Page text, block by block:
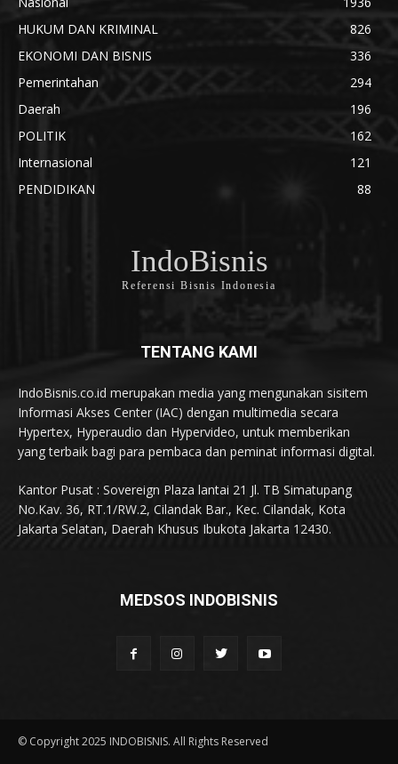
HUKUM DAN KRIMINAL
826
EKONOMI DAN BISNIS
336
Pemerintahan
294
Daerah
196
POLITIK
162
Internasional
121
PENDIDIKAN
88
IndoBisnis
Referensi Bisnis Indonesia
TENTANG KAMI
IndoBisnis.co.id merupakan media yang mengunakan sisitem
Informasi Akses Center (IAC) dengan multimedia secara
Hypertex, Hyperaudio dan Hypervideo, untuk memberikan
yang terbaik bagi para pembaca dan peminat informasi digital.
Kantor Pusat : Sovereign Plaza lantai 21 Jl. TB Simatupang
No.Kav. 36, RT.1/RW.2, Cilandak Bar., Kec. Cilandak, Kota
Jakarta Selatan, Daerah Khusus Ibukota Jakarta 12430.
MEDSOS INDOBISNIS
© Copyright 2025 INDOBISNIS. All Rights Reserved